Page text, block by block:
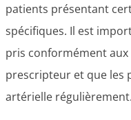
patients présentant
spécifiques. Il est
pris conformément
prescripteur et que les
artérielle régulièrement.